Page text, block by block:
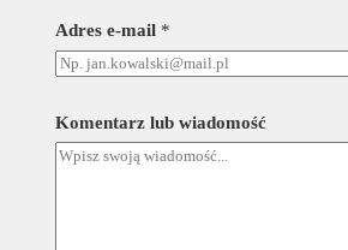
Adres e-mail *
-
m
a
Komentarz lub wiadomość